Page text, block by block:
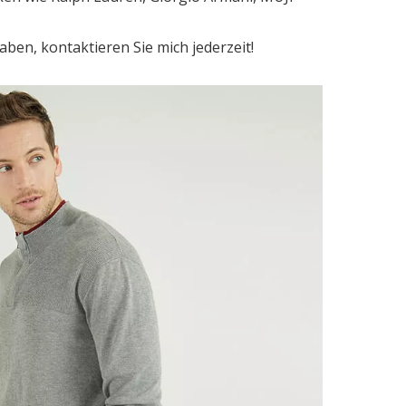
kontaktieren Sie mich jederzeit!